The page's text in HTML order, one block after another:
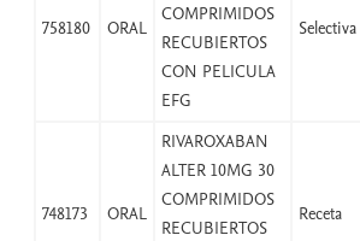
758180 ORAL
COMPRIMIDOS
RECUBIERTOS
CON PELICULA
EFG
Selectiva
748173 ORAL
RIVAROXABAN
ALTER 10MG 30
COMPRIMIDOS
RECUBIERTOS
Receta